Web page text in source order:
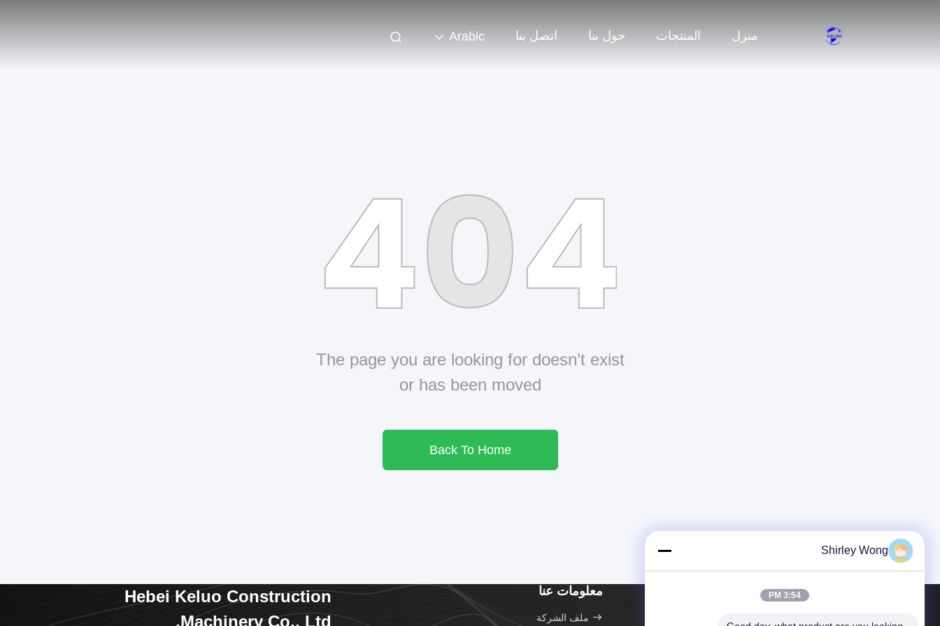
منزل المنتجات حول بنا اتصل بنا Arabic
The page you are looking for doesn’t exist
or has been moved
Back To Home
معلومات عنا
ملف الشركة
Hebei Keluo Construction
Machinery Co., Ltd.
Shirley Wong
3:54 PM